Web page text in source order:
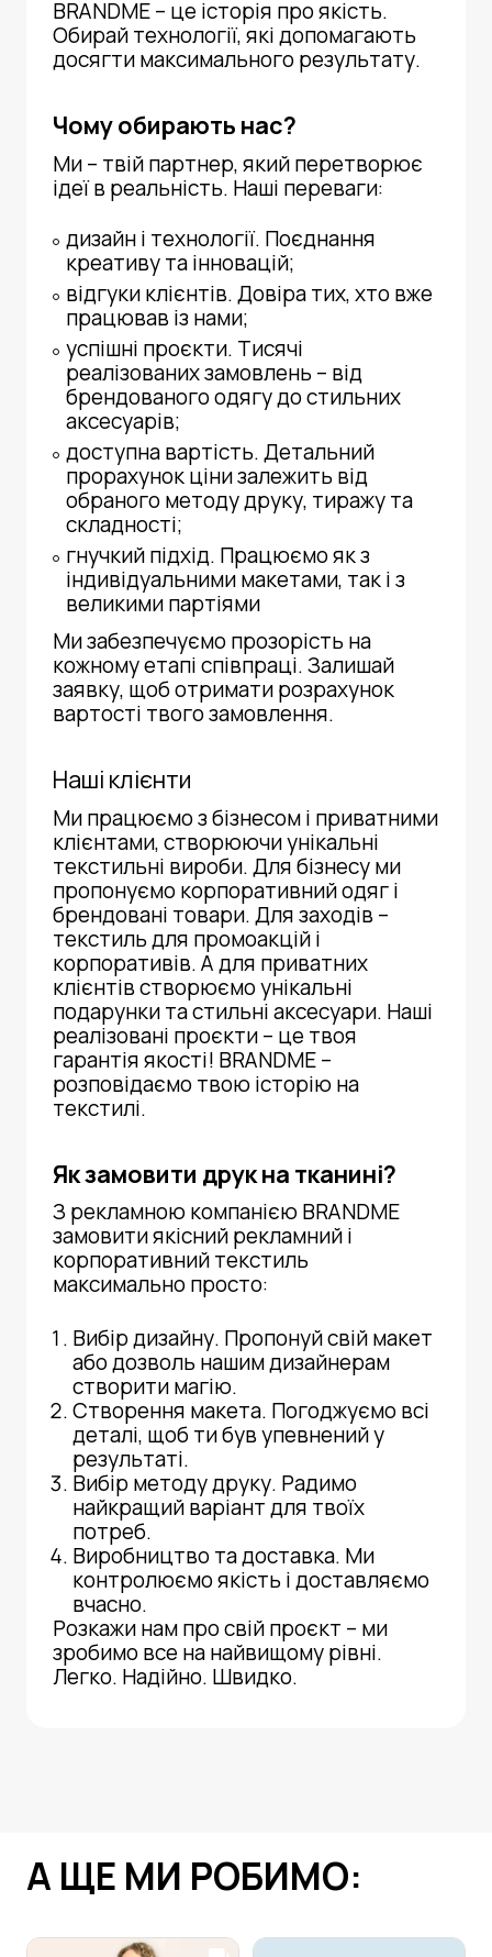
BRANDME – це історія про якість.
Обирай технології, які допомагають
досягти максимального результату.
Чому обирають нас?
Ми – твій партнер, який перетворює
ідеї в реальність. Наші переваги:
дизайн і технології. Поєднання
креативу та інновацій;
відгуки клієнтів. Довіра тих, хто вже
працював із нами;
успішні проєкти. Тисячі
реалізованих замовлень – від
брендованого одягу до стильних
аксесуарів;
доступна вартість. Детальний
прорахунок ціни залежить від
обраного методу друку, тиражу та
складності;
гнучкий підхід. Працюємо як з
індивідуальними макетами, так і з
великими партіями
Ми забезпечуємо прозорість на
кожному етапі співпраці. Залишай
заявку, щоб отримати розрахунок
вартості твого замовлення.
Наші клієнти
Ми працюємо з бізнесом і приватними
клієнтами, створюючи унікальні
текстильні вироби. Для бізнесу ми
пропонуємо корпоративний одяг і
брендовані товари. Для заходів –
текстиль для промоакцій і
корпоративів. А для приватних
клієнтів створюємо унікальні
подарунки та стильні аксесуари. Наші
реалізовані проєкти – це твоя
гарантія якості! BRANDME –
розповідаємо твою історію на
текстилі.
Як замовити друк на тканині?
З рекламною компанією BRANDME
замовити якісний рекламний і
корпоративний текстиль
максимально просто:
Вибір дизайну. Пропонуй свій макет
або дозволь нашим дизайнерам
створити магію.
Створення макета. Погоджуємо всі
деталі, щоб ти був упевнений у
результаті.
Вибір методу друку. Радимо
найкращий варіант для твоїх
потреб.
Виробництво та доставка. Ми
контролюємо якість і доставляємо
вчасно.
Розкажи нам про свій проєкт – ми
зробимо все на найвищому рівні.
Легко. Надійно. Швидко.
А ЩЕ МИ РОБИМО: